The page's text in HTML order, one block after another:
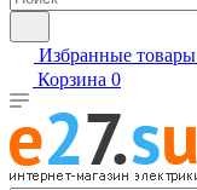
Избранные товары
Корзина 0